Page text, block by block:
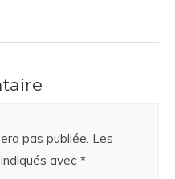
pas publiée. Les
avec *